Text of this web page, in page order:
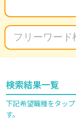
検索結果一覧
下記希望職種をタッ
す。